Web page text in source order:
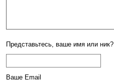
Представьтесь, ваше имя или ник?
Ваше Email